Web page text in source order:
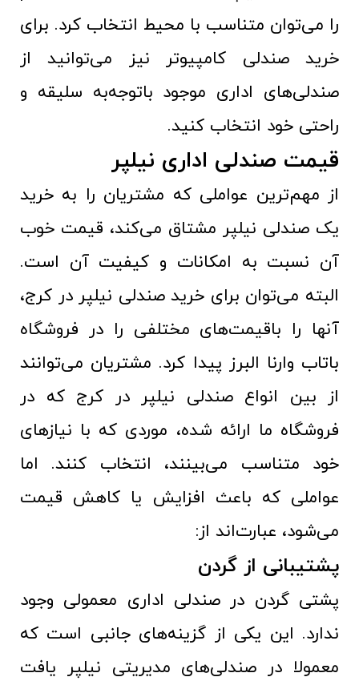
را می‌توان متناسب با محیط انتخاب کرد. برای
خرید صندلی کامپیوتر نیز می‌توانید از
صندلی‌های اداری موجود باتوجه‌به سلیقه و
راحتی خود انتخاب کنید.
قیمت صندلی اداری نیلپر
از مهم‌ترین عواملی که مشتریان را به خرید
یک صندلی نیلپر مشتاق می‌کند، قیمت خوب
آن نسبت به امکانات و کیفیت آن است.
البته می‌توان برای خرید صندلی نیلپر در کرج،
آنها را باقیمت‌های مختلفی را در فروشگاه
باتاب وارنا البرز پیدا کرد. مشتریان می‌توانند
از بین انواع صندلی نیلپر در کرج که در
فروشگاه ما ارائه شده، موردی که با نیازهای
خود متناسب می‌بینند، انتخاب کنند. اما
عواملی که باعث افزایش یا کاهش قیمت
می‌شود، عبارت‌اند از:
پشتیبانی از گردن
پشتی گردن در صندلی اداری معمولی وجود
ندارد. این یکی از گزینه‌های جانبی است که
معمولا در صندلی‌های مدیریتی نیلپر یافت